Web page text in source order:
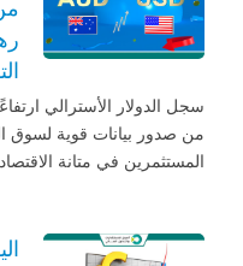
سجل الدولار الأسترالي
من صدور بيانات قوية لسوق
المستثمرين في متانة